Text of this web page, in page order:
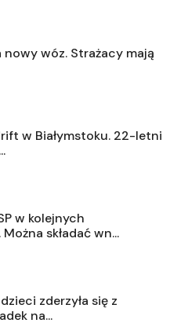
wóz. Strażacy mają
w Białymstoku. 22-letni
w kolejnych
składać wn...
zderzyła się z
na...